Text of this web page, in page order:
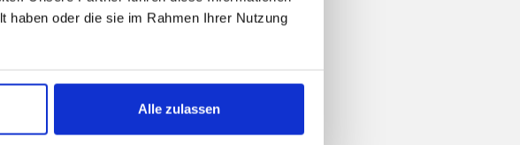
haben oder die sie im Rahmen Ihrer Nutzung
Alle zulassen